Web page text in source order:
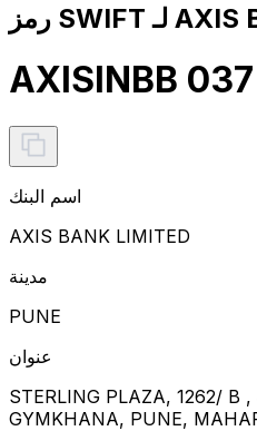
AXISINBB 037
اسم البنك
AXIS BANK LIMITED
مدينة
PUNE
عنوان
STERLING PLAZA, 1262/ B
GYMKHANA, PUNE,